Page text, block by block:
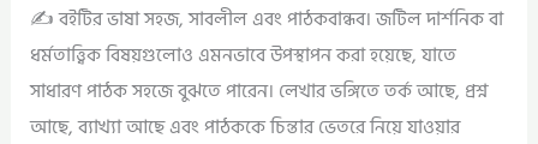
✍️ বইটির ভাষা সহজ, সাবলীল এবং পাঠকবান্ধব। জটিল দার্শনিক বা
ধর্মতাত্ত্বিক বিষয়গুলোও এমনভাবে উপস্থাপন করা হয়েছে, যাতে
সাধারণ পাঠক সহজে বুঝতে পারেন। লেখার ভঙ্গিতে তর্ক আছে, প্রশ্ন
আছে, ব্যাখ্যা আছে এবং পাঠককে চিন্তার ভেতরে নিয়ে যাওয়ার